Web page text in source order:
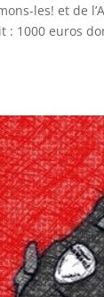
les! et de
1000 euros